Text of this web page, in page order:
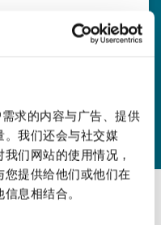
求的内容与广告、提供
我们还会与社交媒
们网站的使用情况，
提供给他们或他们在
息相结合。